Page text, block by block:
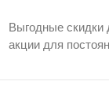
Выгодные скидки
акции для